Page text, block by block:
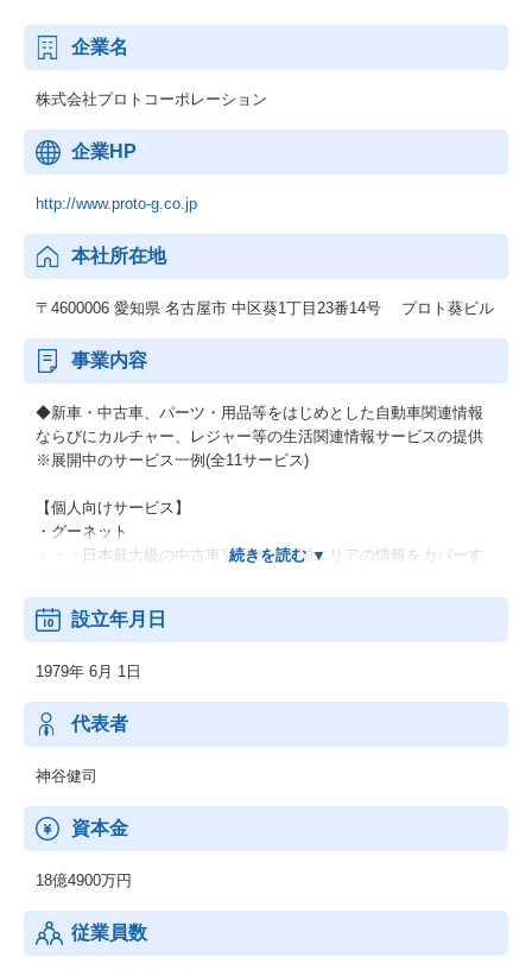
企業名
株式会社プロトコーポレーション
企業HP
http://www.proto-g.co.jp
本社所在地
〒4600006 愛知県 名古屋市 中区葵1丁目23番14号 プロト葵ビル
事業内容
◆新車・中古車、パーツ・用品等をはじめとした自動車関連情報
ならびにカルチャー、レジャー等の生活関連情報サービスの提供
※展開中のサービス一例(全11サービス)
【個人向けサービス】
・グーネット
・・・日本最大級の中古車登録数、全国エリアの情報をカバーす
・グーワールド
バイヤーズガイド。
・グーバイク
・・・中古バイクのバイヤーズガイド。新車・ニューモデル紹介
や用品情報なども充実。
【法人向けサービス】
・週間オークション情報
に収集・整理し、週刊情報誌として刊行されるデータブック。
・自動車流通新聞
・・・プロトオリジナルのコンテンツが豊富にラインナップされ
設立年月日
1979年 6月 1日
代表者
神谷健司
資本金
18億4900万円
従業員数